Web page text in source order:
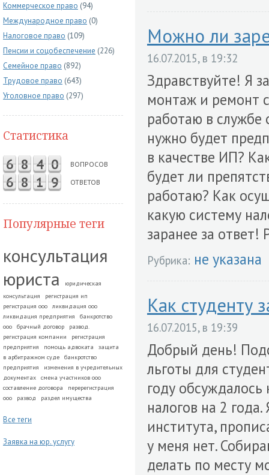
Коммерческое право (94)
Международное право (0)
Налоговое право (109)
Пенсии и соцобеспечение (226)
Семейное право (892)
Трудовое право (643)
Уголовное право (297)
Статистика
6 8 4 0 ВОПРОСОВ
6 8 1 9 ОТВЕТОВ
Популярные теги
консультация
юриста
юридическая
консультация
регистрация ип
регистрация ооо
ликвидация ооо
ликвидация предприятия
банкротство
ооо
брачный договор
развод.
регистрация компании
регистрация
предприятия
помощь адвоката
защита
в арбитражном суде
банкротство
предприятия
изменения в учредительных
документах
смена участников ооо
составление договора
перерегистрация
ооо
развод раздел имущества
Все теги
Заявка на юр. услугу
Можно ли
16.07.2015, в 19:32
Здравствуйте! Я
монтаж и ремонт
работаю в службе
нужно будет
в качестве ИП?
будет ли
работаю? Как
какую систему
заранее за ответ!
Рубрика: не указана
Как студенту
16.07.2015, в 19:39
Добрый день!
льготы для
году
налогов на 2
института,
у меня нет.
делать по месту